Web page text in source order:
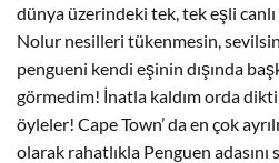
dünya üzerindeki tek, tek eşli
Nolur nesilleri tükenmesin,
pengueni kendi eşinin dışında
görmedim! İnatla kaldım orda
öyleler! Cape Town’ da en çok
olarak rahatlıkla Penguen adasını